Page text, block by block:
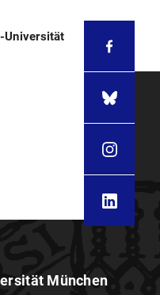
Universität
München